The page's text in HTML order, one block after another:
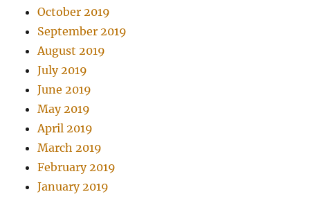
October 2019
September 2019
August 2019
July 2019
June 2019
May 2019
April 2019
March 2019
February 2019
January 2019